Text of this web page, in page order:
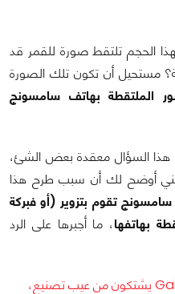
الحجم تلتقط صورة للقمر قد
مستحيل أن تكون تلك الصورة
الملتقطة بهاتف سامسونج
هذا السؤال معقدة بعض الشئ،
أوضح لك أن سبب طرح هذا
سامسونج تقوم بتزوير (أو فبركة
بهاتفها، ما أجبرها على الرد
ملاك Galaxy S23 Ultra يشتكون من عيب تصنيع،